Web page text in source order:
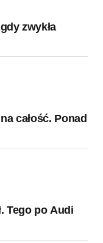
zwykła
całość. Ponad
Tego po Audi